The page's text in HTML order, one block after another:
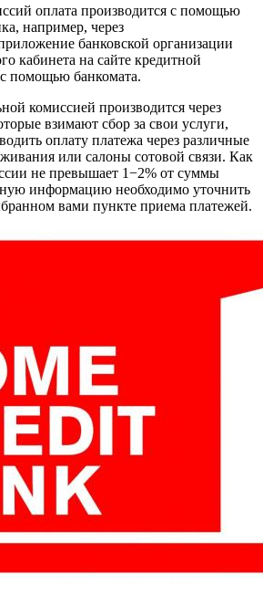
оплата производится с помощью
например, через
банковской организации
кабинета на сайте кредитной
помощью банкомата.
комиссией производится через
взимают сбор за свои услуги,
оплату платежа через различные
или салоны сотовой связи. Как
не превышает 1−2% от суммы
информацию необходимо уточнить
вами пункте приема платежей.